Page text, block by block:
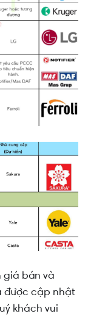
giá bán và
được cập nhật
khách vui